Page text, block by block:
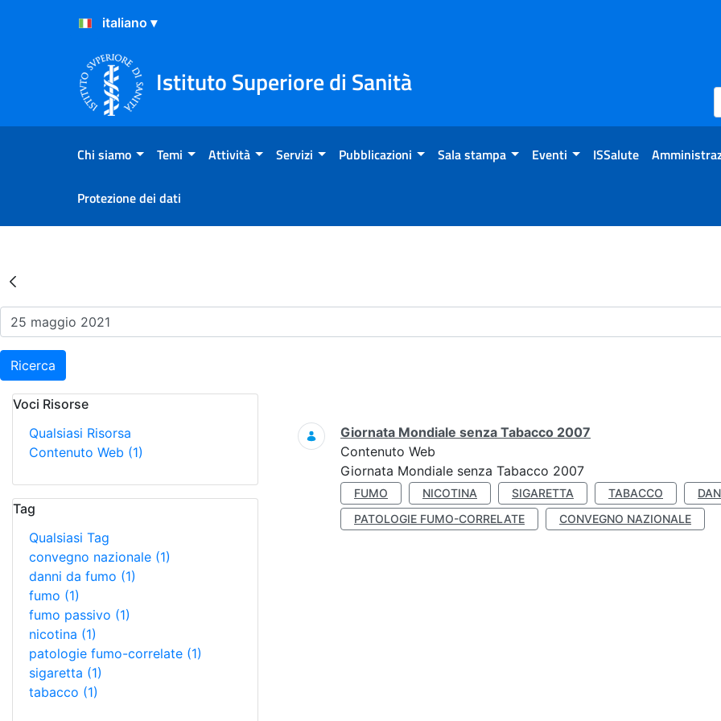
Salta al Contenuto
Salta al Footer
Istituto Superiore di Sanità
Chi siamo Temi Attività Servizi Pubblicazioni Sala stampa Eventi ISSalute
Protezione dei dati
Risultati della Ricerca - Eventi
Ricerca
Voci Risorse
Qualsiasi Risorsa
Contenuto Web (1)
Tag
Qualsiasi Tag
convegno nazionale (1)
danni da fumo (1)
fumo (1)
fumo passivo (1)
nicotina (1)
patologie fumo-correlate (1)
sigaretta (1)
tabacco (1)
Ricerca
Giornata Mondiale senza Tabacco 2007
Contenuto Web
Giornata Mondiale senza Tabacco 2007
FUMO NICOTINA SIGARETTA TABACCO
PATOLOGIE FUMO-CORRELATE
CONVEGNO NAZIONALE